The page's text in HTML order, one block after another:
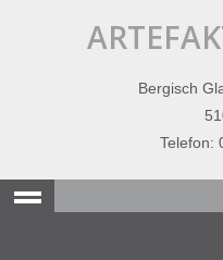
Bergisch
Telefon: